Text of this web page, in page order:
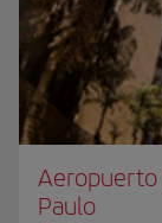
Aeropuerto
Paulo